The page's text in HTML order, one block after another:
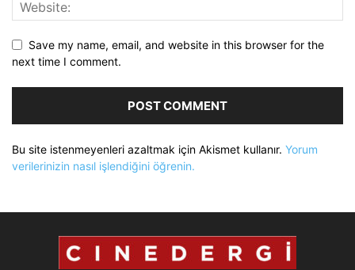
Save my name, email, and website in this browser for the
next time I comment.
Bu site istenmeyenleri azaltmak için Akismet kullanır. Yorum
verilerinizin nasıl işlendiğini öğrenin.